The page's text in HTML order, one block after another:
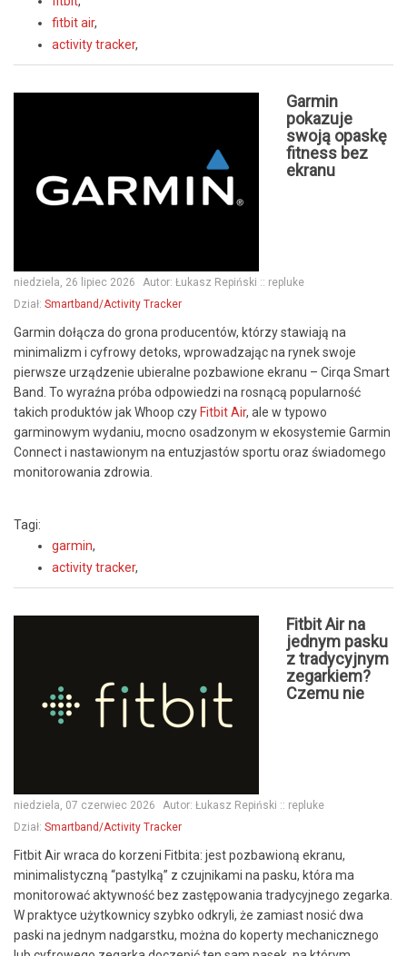
fitbit air,
activity tracker,
Garmin
pokazuje
swoją opaskę
fitness bez
ekranu
niedziela, 26 lipiec 2026 Autor: Łukasz Repiński :: repluke
Dział: Smartband/Activity Tracker
Garmin dołącza do grona producentów, którzy stawiają na
minimalizm i cyfrowy detoks, wprowadzając na rynek swoje
pierwsze urządzenie ubieralne pozbawione ekranu – Cirqa Smart
Band. To wyraźna próba odpowiedzi na rosnącą popularność
takich produktów jak Whoop czyFitbit Air, ale w typowo
garminowym wydaniu, mocno osadzonym w ekosystemie Garmin
Connect i nastawionym na entuzjastów sportu oraz świadomego
monitorowania zdrowia.
Tagi:
garmin,
activity tracker,
Fitbit Air na
jednym pasku
z tradycyjnym
zegarkiem?
Czemu nie
niedziela, 07 czerwiec 2026 Autor: Łukasz Repiński :: repluke
Dział: Smartband/Activity Tracker
Fitbit Air wraca do korzeni Fitbita: jest pozbawioną ekranu,
minimalistyczną “pastylką” z czujnikami na pasku, która ma
monitorować aktywność bez zastępowania tradycyjnego zegarka.
W praktyce użytkownicy szybko odkryli, że zamiast nosić dwa
paski na jednym nadgarstku, można do koperty mechanicznego